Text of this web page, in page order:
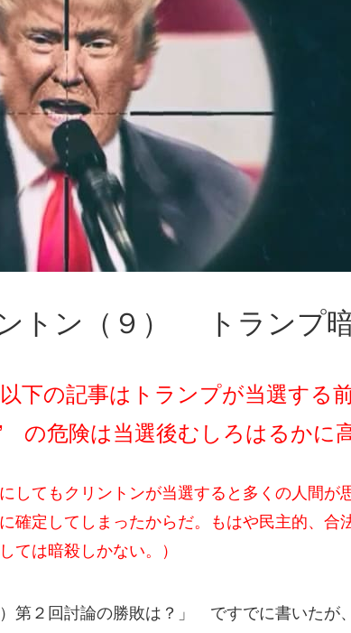
トン（９） トランプ
下の記事はトランプが当選する
の危険は当選後むしろはるかに
してもクリントンが当選すると多くの人間が
確定してしまったからだ。もはや民主的、合
ては暗殺しかない。）
第２回討論の勝敗は？」 ですでに書いたが、